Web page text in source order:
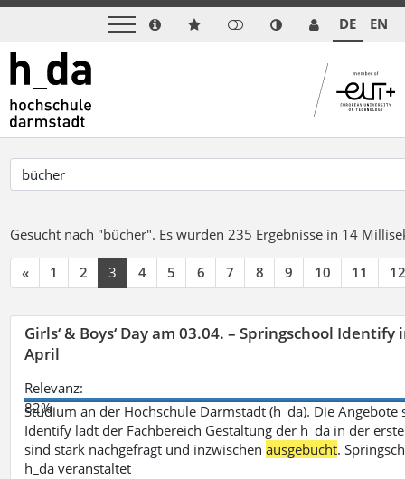
DE EN
Gesucht nach "bücher". Es wurden 235 Ergebnisse in 14
« 1 2 3 4 5 6 7 8 9 10 11 12
Girls‘ & Boys‘ Day am 03.04. – Springschool
April
Relevanz:
82%
Studium an der Hochschule Darmstadt (h_da). Die
Identify lädt der Fachbereich Gestaltung der h_da in der
sind stark nachgefragt und inzwischenausgebucht.
h_da veranstaltet